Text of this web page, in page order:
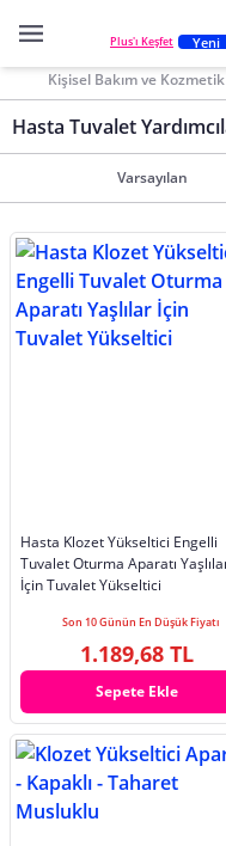
Plus'ı Keşfet Yeni
Kişisel Bakım ve Kozmetik
Hasta Tuvalet
Varsayılan
Hasta Klozet Yükseltici Engelli
Tuvalet Oturma Aparatı
İçin Tuvalet Yükseltici
Son 10 Günün En Düşük Fiyatı
1.189,68 TL
Sepete Ekle